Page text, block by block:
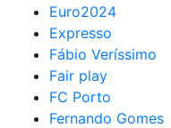
Euro2024
Expresso
Fábio Veríssimo
Fair play
FC Porto
Fernando Gomes